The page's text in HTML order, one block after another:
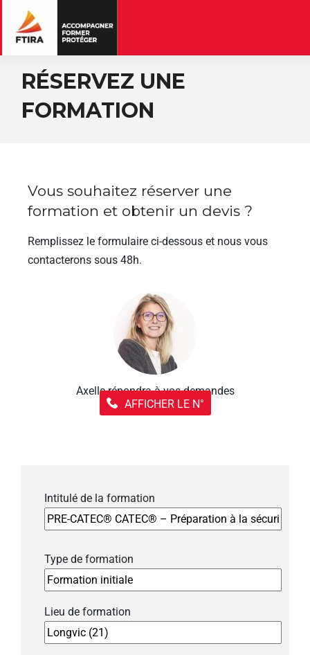
RÉSERVEZ UNE
FORMATION
Vous souhaitez réserver une
formation et obtenir un devis ?
Remplissez le formulaire ci-dessous et nous vous
contacterons sous 48h.
Axelle répondra à vos demandes
AFFICHER LE N°
Intitulé de la formation
Type de formation
Lieu de formation